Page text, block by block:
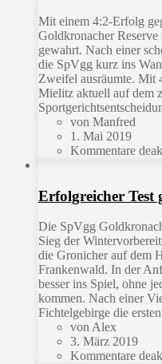
Mit einem 4:2-Erfolg
Goldkronacher
gewahrt. Nach einer
die SpVgg kurz ins
Zweifel ausräumte. Mit
Mielitz aktuell auf dem
von Manfred
1. Mai 2019
Kommentare
Erfolgreicher Test
Die SpVgg
Sieg der
die Gronicher auf dem
Frankenwald. In der
besser ins Spiel, ohne
kommen. Nach einer
Fichtelgebirge die
von Alex
3. März 2019
Kommentare